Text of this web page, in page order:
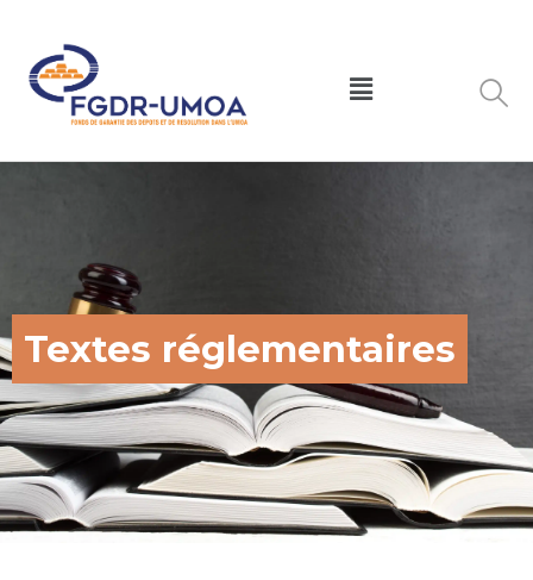
Textes réglementaires